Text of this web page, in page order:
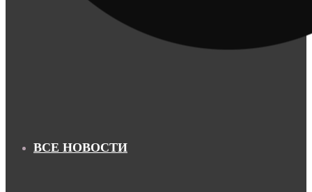
ВСЕ НОВОСТИ